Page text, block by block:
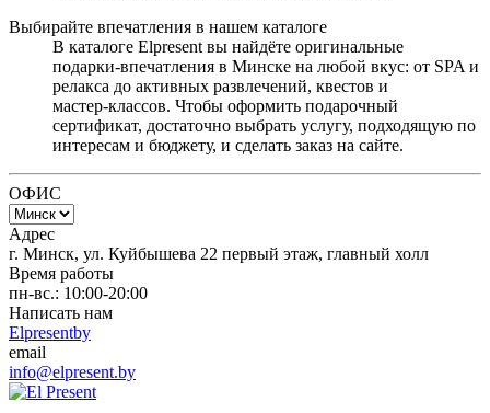
Выбирайте впечатления в нашем каталоге
В каталоге Elpresent вы найдёте оригинальные
подарки‑впечатления в Минске на любой вкус: от SPA и
релакса до активных развлечений, квестов и
мастер‑классов. Чтобы оформить подарочный
сертификат, достаточно выбрать услугу, подходящую по
интересам и бюджету, и сделать заказ на сайте.
ОФИС
Адрес
г. Минск, ул. Куйбышева 22 первый этаж, главный холл
Время работы
пн-вс.: 10:00-20:00
Написать нам
Elpresentby
email
info@elpresent.by